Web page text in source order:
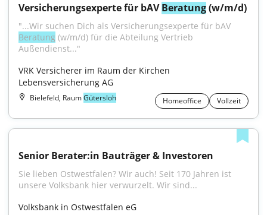
Versicherungsexperte für bAV Beratung (w/m/d)
Beratung (w/m/d) für die Abteilung Vertrieb
Außendienst..."
VRK Versicherer im Raum der Kirchen
Lebensversicherung AG
Bielefeld, RaumGütersloh Homeoffice Vollzeit
Senior Berater:in Bauträger & Investoren
Sie lieben Ostwestfalen? Wir auch! Seit 170 Jahren ist
unsere Volksbank hier verwurzelt. Wir sind...
Volksbank in Ostwestfalen eG